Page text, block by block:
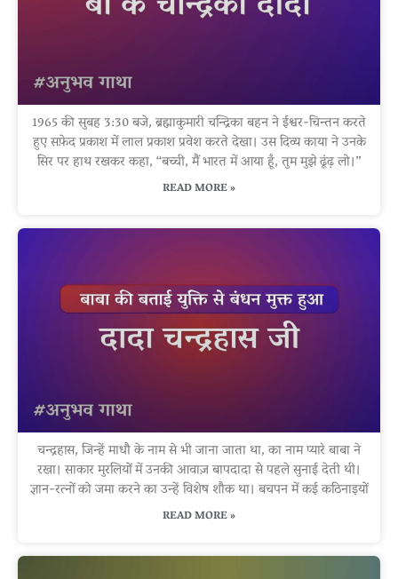
1965 की सुबह 3:30 बजे, ब्रह्माकुमारी चन्द्रिका बहन ने ईश्वर-चिन्तन करते
हुए सफ़ेद प्रकाश में लाल प्रकाश प्रवेश करते देखा। उस दिव्य काया ने उनके
सिर पर हाथ रखकर कहा, “बच्ची, मैं भारत में आया हूँ, तुम मुझे ढूंढ़ लो।”
READ MORE »
चन्द्रहास, जिन्हें माधौ के नाम से भी जाना जाता था, का नाम प्यारे बाबा ने
रखा। साकार मुरलियों में उनकी आवाज़ बापदादा से पहले सुनाई देती थी।
ज्ञान-रत्नों को जमा करने का उन्हें विशेष शौक था। बचपन में कई कठिनाइयों
READ MORE »